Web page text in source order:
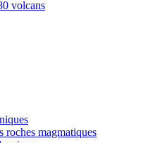
volcans
roches magmatiques